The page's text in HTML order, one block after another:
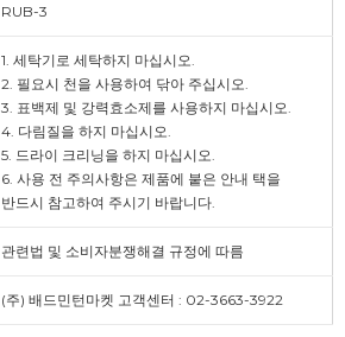
RUB-3
1. 세탁기로 세탁하지 마십시오.
2. 필요시 천을 사용하여 닦아 주십시오.
3. 표백제 및 강력효소제를 사용하지 마십시오.
4. 다림질을 하지 마십시오.
5. 드라이 크리닝을 하지 마십시오.
6. 사용 전 주의사항은 제품에 붙은 안내 택을
반드시 참고하여 주시기 바랍니다.
관련법 및 소비자분쟁해결 규정에 따름
(주) 배드민턴마켓 고객센터 : 02-3663-3922